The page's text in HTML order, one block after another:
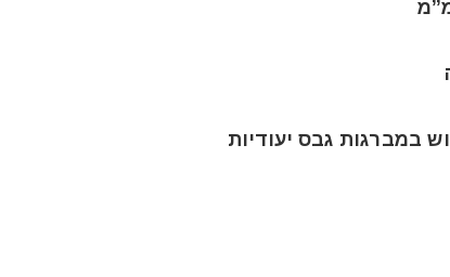
במברגות גבס יעודיות